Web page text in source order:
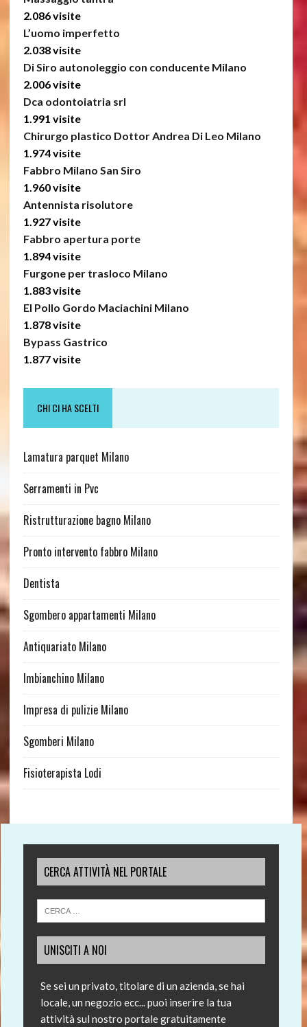
2.086 visite
L’uomo imperfetto
2.038 visite
Di Siro autonoleggio con conducente Milano
2.006 visite
Dca odontoiatria srl
1.991 visite
Chirurgo plastico Dottor Andrea Di Leo Milano
1.974 visite
Fabbro Milano San Siro
1.960 visite
Antennista risolutore
1.927 visite
Fabbro apertura porte
1.894 visite
Furgone per trasloco Milano
1.883 visite
El Pollo Gordo Maciachini Milano
1.878 visite
Bypass Gastrico
1.877 visite
CHI CI HA SCELTI
Lamatura parquet Milano
Serramenti in Pvc
Ristrutturazione bagno Milano
Pronto intervento fabbro Milano
Dentista
Sgombero appartamenti Milano
Antiquariato Milano
Imbianchino Milano
Impresa di pulizie Milano
Sgomberi Milano
Fisioterapista Lodi
CERCA ATTIVITÀ NEL PORTALE
UNISCITI A NOI
Se sei un privato, titolare di un azienda, se hai
locale, un negozio ecc... puoi inserire la tua
attività sul nostro portale gratuitamente